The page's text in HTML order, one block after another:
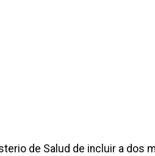
de Salud de incluir a dos